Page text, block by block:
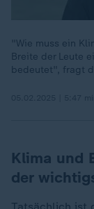
"Wie muss ein
Breite der Leute
bedeutet", fragt
Klima und
der